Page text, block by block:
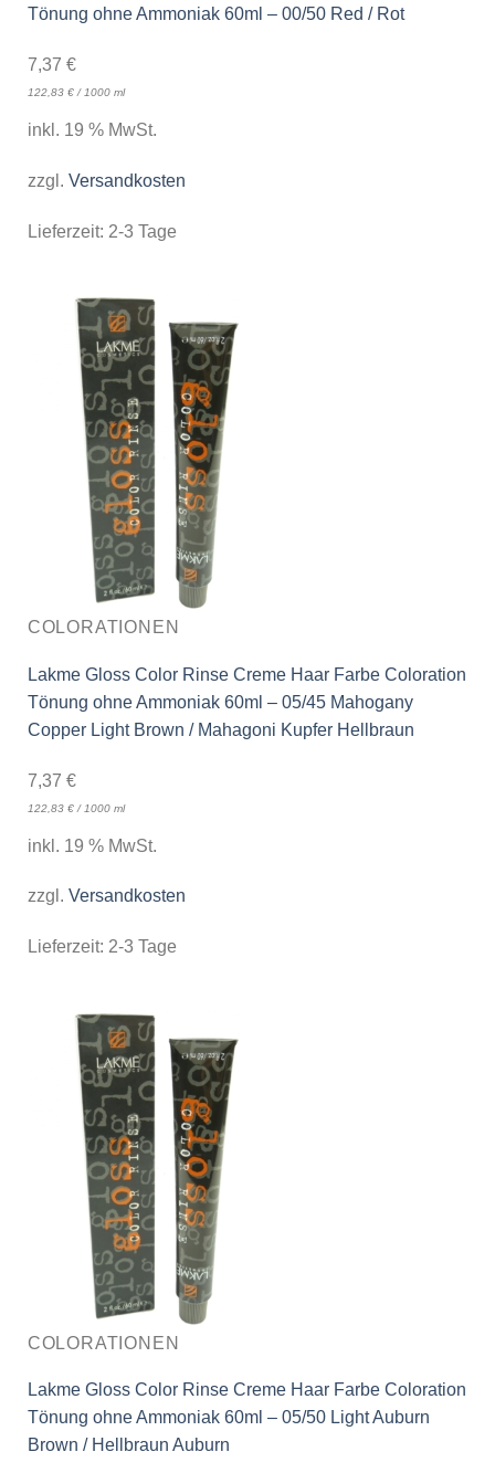
Tönung ohne Ammoniak 60ml – 00/50 Red / Rot
7,37 €
122,83 €/ 1000 ml
inkl. 19 % MwSt.
zzgl. Versandkosten
Lieferzeit: 2-3 Tage
COLORATIONEN
Lakme Gloss Color Rinse Creme Haar Farbe Coloration
Tönung ohne Ammoniak 60ml – 05/45 Mahogany
Copper Light Brown / Mahagoni Kupfer Hellbraun
7,37 €
122,83 €/ 1000 ml
inkl. 19 % MwSt.
zzgl. Versandkosten
Lieferzeit: 2-3 Tage
COLORATIONEN
Lakme Gloss Color Rinse Creme Haar Farbe Coloration
Tönung ohne Ammoniak 60ml – 05/50 Light Auburn
Brown / Hellbraun Auburn